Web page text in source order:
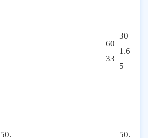
60
33
30
1.6
5
50.
50.